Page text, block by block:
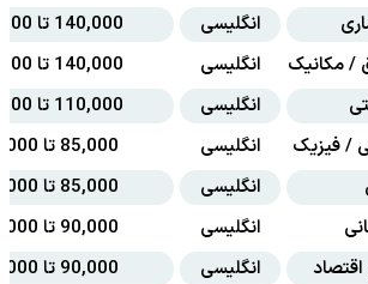
انگلیسی
140,000 تا 160,000 لیر
/ مکانیک
انگلیسی
140,000 تا 160,000 لیر
انگلیسی
110,000 تا 130,000 لیر
/ فیزیک
انگلیسی
85,000 تا 100,000 لیر
انگلیسی
85,000 تا 100,000 لیر
انگلیسی
90,000 تا 110,000 لیر
انگلیسی
90,000 تا 110,000 لیر